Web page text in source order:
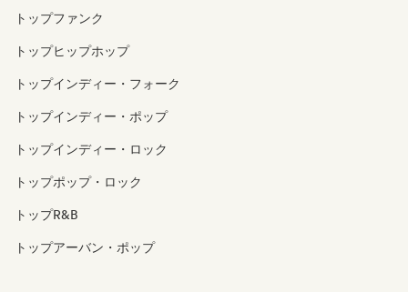
トップファンク
トップヒップホップ
トップインディー・フォーク
トップインディー・ポップ
トップインディー・ロック
トップポップ・ロック
トップR&B
トップアーバン・ポップ